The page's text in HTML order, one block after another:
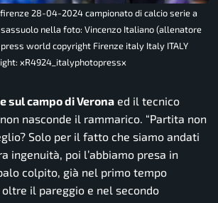
28-04-2024 campionato di calcio serie a
nella foto: Vincenzo Italiano (allenatore
world copyright Firenze italy Italy ITALY
xR4924_italyphotopressx
sul campo di Verona ed il tecnico
nasconde il rammarico. “Partita non
Solo per il fatto che siamo andati
ingenuità, poi l’abbiamo presa in
colpito, già nel primo tempo
il pareggio e nel secondo